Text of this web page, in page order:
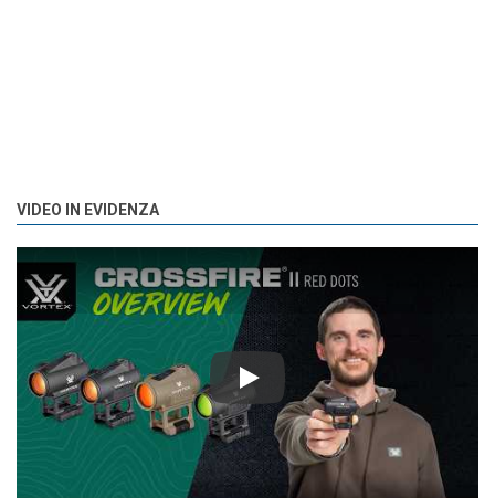
VIDEO IN EVIDENZA
Play